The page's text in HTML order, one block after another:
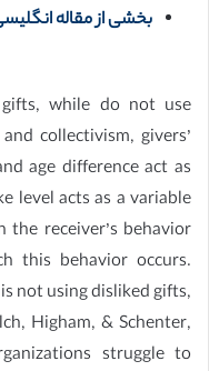
بخشی از مقاله
while do not use
collectivism, givers’
age difference act as
level acts as a variable
receiver’s behavior
this behavior occurs.
not using disliked gifts,
Higham, & Schenter,
struggle to